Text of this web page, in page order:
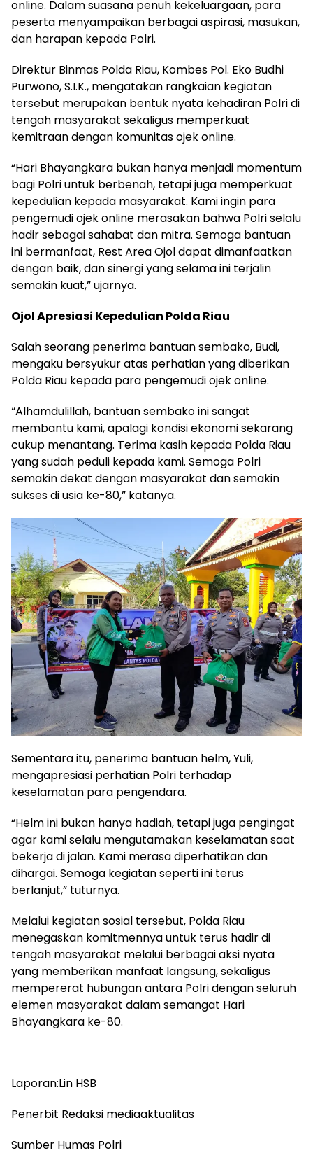
online. Dalam suasana penuh kekeluargaan, para
peserta menyampaikan berbagai aspirasi, masukan,
dan harapan kepada Polri.
Direktur Binmas Polda Riau, Kombes Pol. Eko Budhi
Purwono, S.I.K., mengatakan rangkaian kegiatan
tersebut merupakan bentuk nyata kehadiran Polri di
tengah masyarakat sekaligus memperkuat
kemitraan dengan komunitas ojek online.
“Hari Bhayangkara bukan hanya menjadi momentum
bagi Polri untuk berbenah, tetapi juga memperkuat
kepedulian kepada masyarakat. Kami ingin para
pengemudi ojek online merasakan bahwa Polri selalu
hadir sebagai sahabat dan mitra. Semoga bantuan
ini bermanfaat, Rest Area Ojol dapat dimanfaatkan
dengan baik, dan sinergi yang selama ini terjalin
semakin kuat,” ujarnya.
Ojol Apresiasi Kepedulian Polda Riau
Salah seorang penerima bantuan sembako, Budi,
mengaku bersyukur atas perhatian yang diberikan
Polda Riau kepada para pengemudi ojek online.
“Alhamdulillah, bantuan sembako ini sangat
membantu kami, apalagi kondisi ekonomi sekarang
cukup menantang. Terima kasih kepada Polda Riau
yang sudah peduli kepada kami. Semoga Polri
semakin dekat dengan masyarakat dan semakin
sukses di usia ke-80,” katanya.
Sementara itu, penerima bantuan helm, Yuli,
mengapresiasi perhatian Polri terhadap
keselamatan para pengendara.
“Helm ini bukan hanya hadiah, tetapi juga pengingat
agar kami selalu mengutamakan keselamatan saat
bekerja di jalan. Kami merasa diperhatikan dan
dihargai. Semoga kegiatan seperti ini terus
berlanjut,” tuturnya.
Melalui kegiatan sosial tersebut, Polda Riau
menegaskan komitmennya untuk terus hadir di
tengah masyarakat melalui berbagai aksi nyata
yang memberikan manfaat langsung, sekaligus
mempererat hubungan antara Polri dengan seluruh
elemen masyarakat dalam semangat Hari
Bhayangkara ke-80.
Laporan:Lin HSB
Penerbit Redaksi mediaaktualitas
Sumber Humas Polri